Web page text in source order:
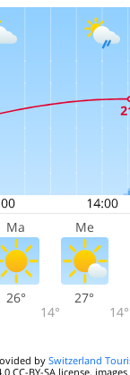
Ma Me
26°
14°
27°
14°
by Switzerland
CC-BY-SA license,